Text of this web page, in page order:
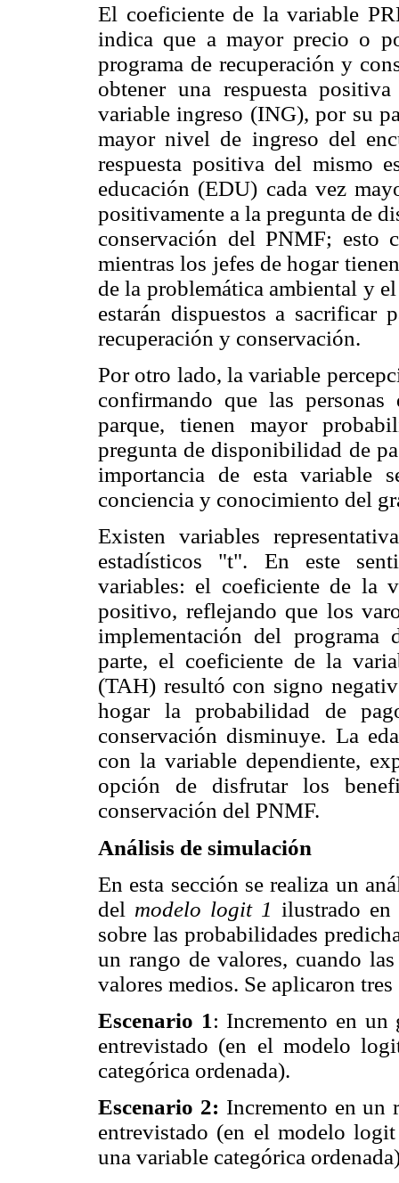
El coeficiente de la variable
indica que a mayor precio o
programa de recuperación y
obtener una respuesta
variable ingreso (ING), por su
mayor nivel de ingreso del
respuesta positiva del mismo
educación (EDU) cada vez
positivamente a la pregunta de
conservación del PNMF; esto
mientras los jefes de hogar
de la problemática ambiental y
estarán dispuestos a sacrificar
recuperación y conservación.
Por otro lado, la variable
confirmando que las
parque, tienen mayor
pregunta de disponibilidad de
importancia de esta variable
conciencia y conocimiento del
Existen variables
estadísticos "t". En este
variables: el coeficiente de la
positivo, reflejando que los
implementación del programa
parte, el coeficiente de la
(TAH) resultó con signo
hogar la probabilidad de
conservación disminuye. La
con la variable dependiente,
opción de disfrutar los
conservación del PNMF.
Análisis de simulación
En esta sección se realiza un
del modelo logit 1 ilustrado
sobre las probabilidades
un rango de valores, cuando
valores medios. Se aplicaron tres
Escenario 1: Incremento en
entrevistado (en el modelo
categórica ordenada).
Escenario 2: Incremento en un
entrevistado (en el modelo
una variable categórica